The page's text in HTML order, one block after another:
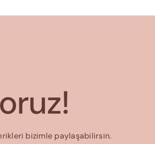
bizimle paylaşabilirsin.